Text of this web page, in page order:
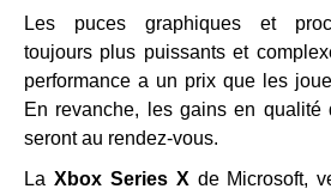
Les puces graphiques et
toujours plus puissants et
performance a un prix que les
En revanche, les gains en qualité
seront au rendez-vous.
La Xbox Series X de Microsoft,